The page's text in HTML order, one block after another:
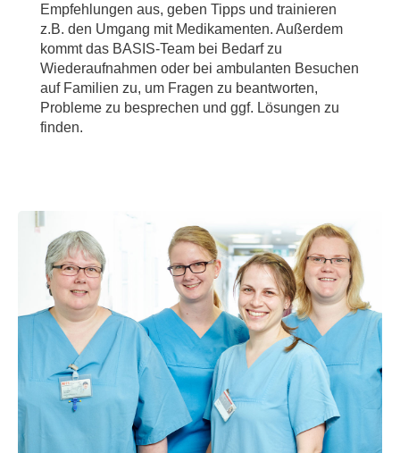
Empfehlungen aus, geben Tipps und trainieren
z.B. den Umgang mit Medikamenten. Außerdem
kommt das BASIS-Team bei Bedarf zu
Wiederaufnahmen oder bei ambulanten Besuchen
auf Familien zu, um Fragen zu beantworten,
Probleme zu besprechen und ggf. Lösungen zu
finden.